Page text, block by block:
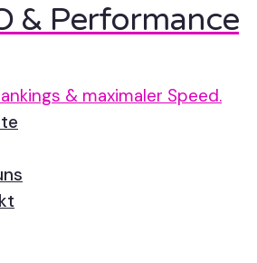
& Performance
& maximaler Speed.